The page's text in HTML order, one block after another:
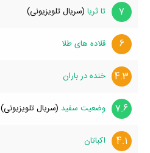
7 تا ثریا (سریال تلویزیونی)
6 قلاده های طلا
4.3 خنده در باران
7.6 وضعیت سفید (سریال تلویزیونی)
4.1 اکباتان